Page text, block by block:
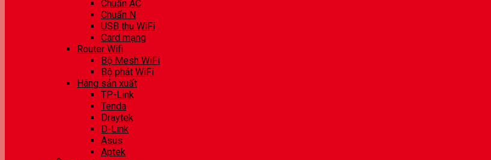
Chuẩn AC
Chuẩn N
USB thu WiFi
Card mạng
Router Wifi
Bộ Mesh WiFi
Bộ phát WiFi
Hãng sản xuất
TP-Link
Tenda
Draytek
D-Link
Asus
Aptek